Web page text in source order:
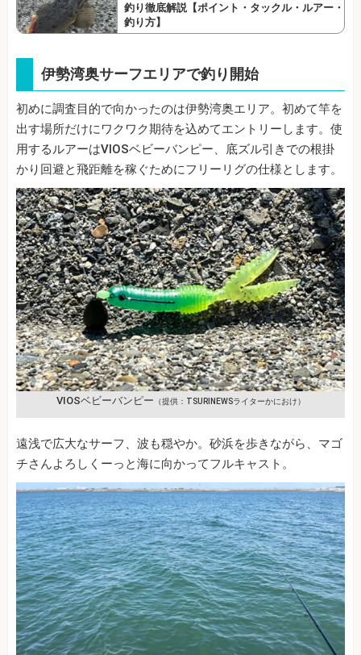
釣り徹底解説【ポイント・タックル・ルアー・
釣り方】
伊勢湾奥サーフエリアで釣り開始
初めに調査目的で向かったのは伊勢湾奥エリア。初めて竿を
出す場所だけにワクワク期待を込めてエントリーします。使
用するルアーはVIOSベビーバンピー、底ズル引きでの根掛
かり回避と飛距離を稼ぐためにフリーリグの仕様とします。
VIOSベビーバンピー （提供：TSURINEWSライターかにおけ）
遠浅で広大なサーフ、波も穏やか。砂浜を歩きながら、マゴ
チさんよろしくーっと海に向かってフルキャスト。